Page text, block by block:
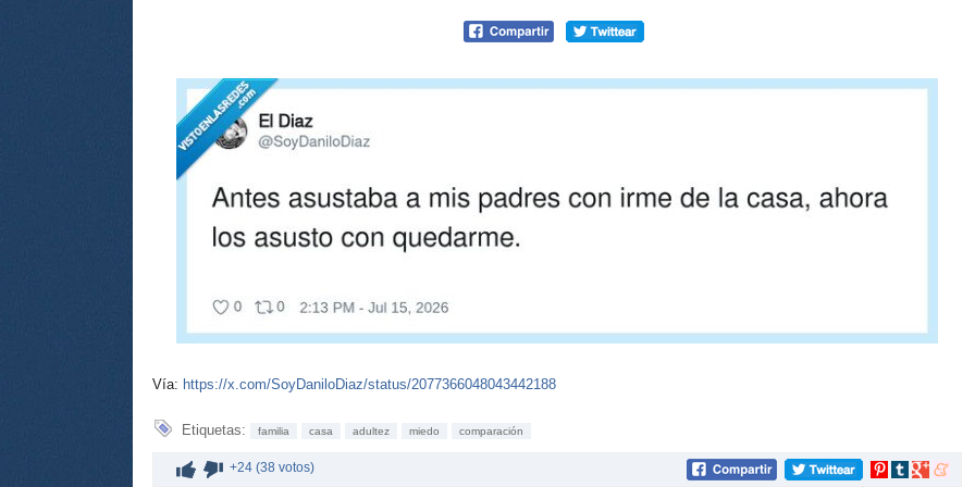
Vía: https://x.com/SoyDaniloDiaz/status/2077366048043442188
Etiquetas: familia casa adultez miedo comparación
+24 (38 votos)
Compartir
Compartir
Compartir